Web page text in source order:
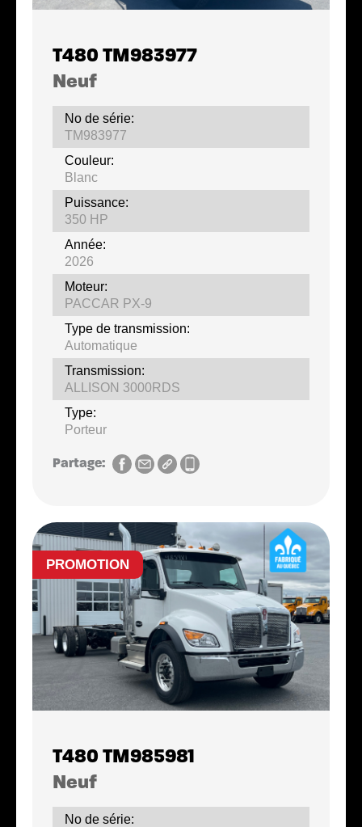
T480 TM983977
Neuf
No de série:
TM983977
Couleur:
Blanc
Puissance:
350 HP
Année:
2026
Moteur:
PACCAR PX-9
Type de transmission:
Automatique
Transmission:
ALLISON 3000RDS
Type:
Porteur
Partage:
PROMOTION
T480 TM985981
Neuf
No de série: